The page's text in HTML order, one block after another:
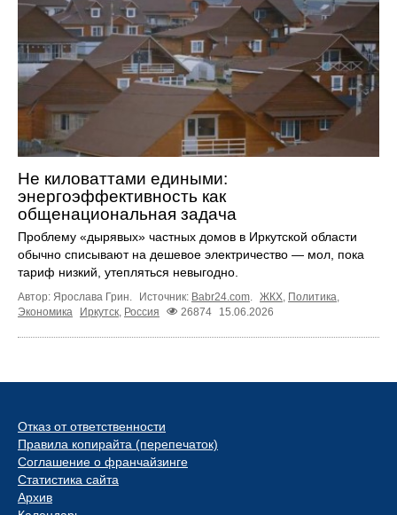
Не киловаттами едиными:
энергоэффективность как
общенациональная задача
Проблему «дырявых» частных домов в Иркутской области
обычно списывают на дешевое электричество — мол, пока
тариф низкий, утепляться невыгодно.
Автор: Ярослава Грин. Источник: Babr24.com. ЖКХ, Политика,
Экономика
Иркутск, Россия 26874 15.06.2026
Отказ от ответственности
Правила копирайта (перепечаток)
Соглашение о франчайзинге
Статистика сайта
Архив